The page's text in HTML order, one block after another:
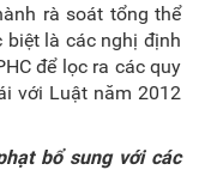
rà soát tổng thể
biệt là các nghị định
để lọc ra các quy
với Luật năm 2012
bổ sung với các